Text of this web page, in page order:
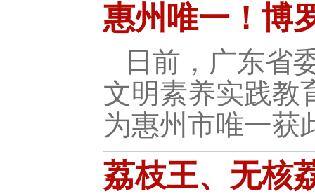
惠州唯一！博
日前，广东省
文明素养实践教
为惠州市唯一获
荔枝王、无核